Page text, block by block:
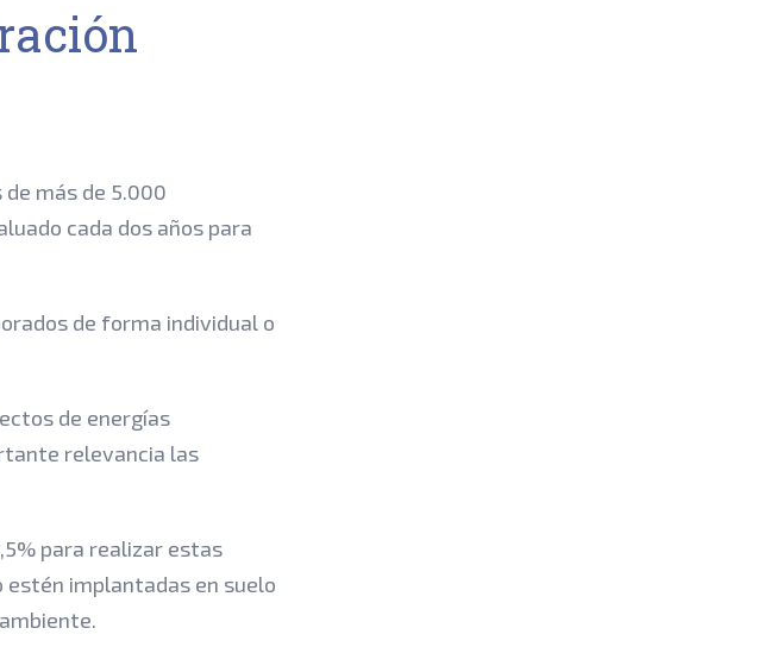
más de 5.000
cada dos años para
de forma individual o
de energías
relevancia las
para realizar estas
estén implantadas en suelo